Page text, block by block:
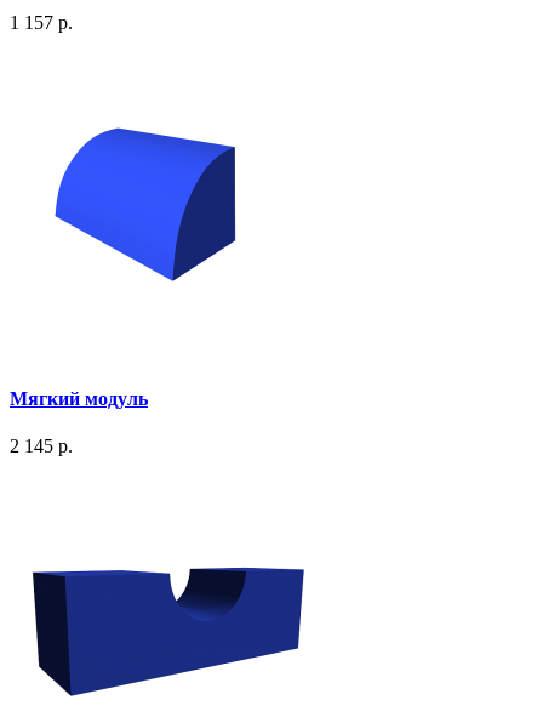
1 157 р.
Мягкий модуль
2 145 р.